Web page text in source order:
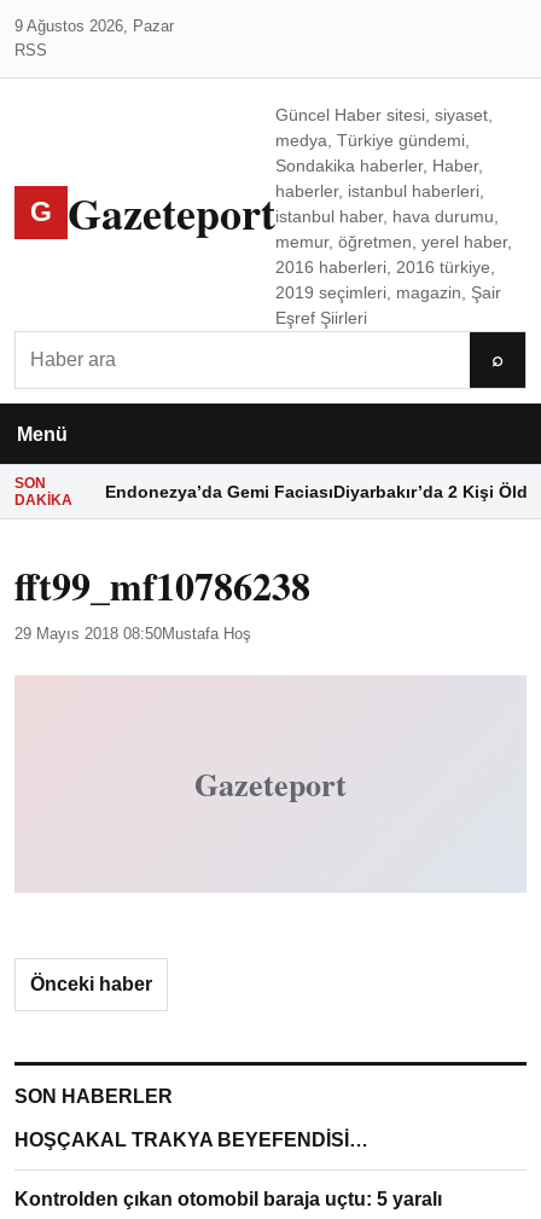
9 Ağustos 2026, Pazar
RSS
G Gazeteport
Güncel Haber sitesi, siyaset,
medya, Türkiye gündemi,
Sondakika haberler, Haber,
haberler, istanbul haberleri,
istanbul haber, hava durumu,
memur, öğretmen, yerel haber,
2016 haberleri, 2016 türkiye,
2019 seçimleri, magazin, Şair
Eşref Şiirleri
⌕
Menü
SON
DAKIKA
Endonezya’da Gemi FaciasıDiyarbakır’da 2 Kişi Öldü
fft99_mf10786238
29 Mayıs 2018 08:50Mustafa Hoş
Gazeteport
Önceki haber
SON HABERLER
HOŞÇAKAL TRAKYA BEYEFENDİSİ…
Kontrolden çıkan otomobil baraja uçtu: 5 yaralı